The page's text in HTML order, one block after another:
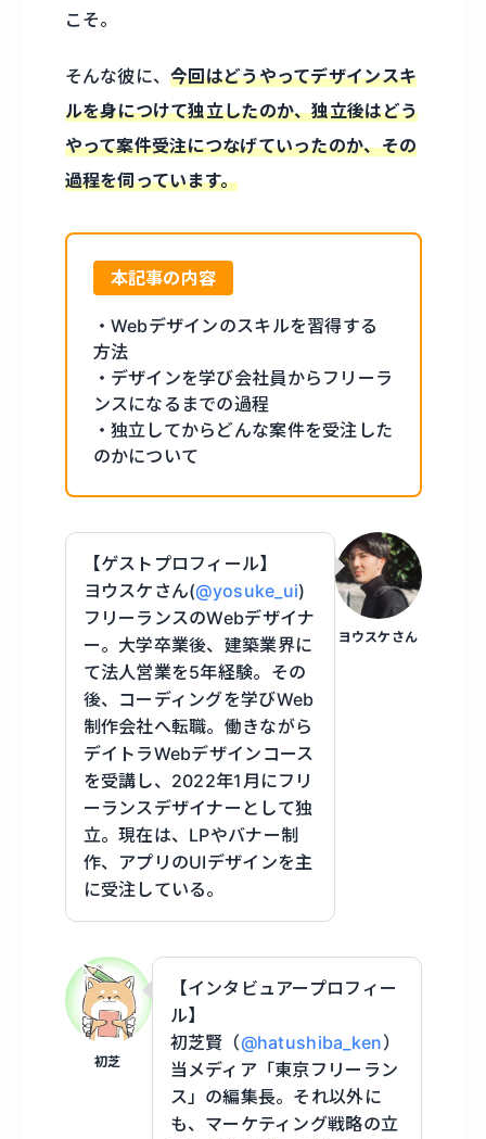
こそ。
そんな彼に、今回はどうやってデザインスキ
ルを身につけて独立したのか、独立後はどう
やって案件受注につなげていったのか、その
過程を伺っています。
本記事の内容
・Webデザインのスキルを習得する
方法
・デザインを学び会社員からフリーラ
ンスになるまでの過程
・独立してからどんな案件を受注した
のかについて
ヨウスケさん
【ゲストプロフィール】
ヨウスケさん(@yosuke_ui)
フリーランスのWebデザイナ
ー。大学卒業後、建築業界に
て法人営業を5年経験。その
後、コーディングを学びWeb
制作会社へ転職。働きながら
デイトラWebデザインコース
を受講し、2022年1月にフリ
ーランスデザイナーとして独
立。現在は、LPやバナー制
作、アプリのUIデザインを主
に受注している。
初芝
【インタビュアープロフィー
ル】
初芝賢（@hatushiba_ken）
当メディア「東京フリーラン
ス」の編集長。それ以外に
も、マーケティング戦略の立